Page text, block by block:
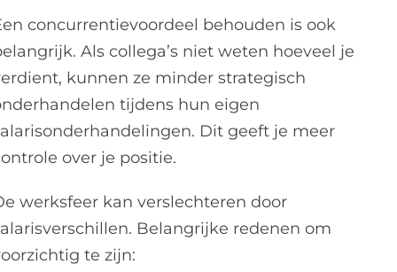
concurrentievoordeel behouden is ook
Als collega’s niet weten hoeveel je
kunnen ze minder strategisch
tijdens hun eigen
Dit geeft je meer
over je positie.
werksfeer kan verslechteren door
Belangrijke redenen om
te zijn: